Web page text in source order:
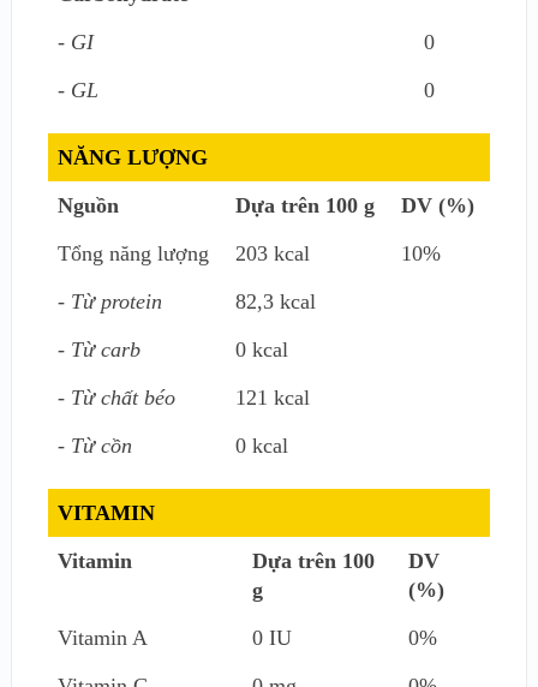
- GI
0
- GL
0
NĂNG LƯỢNG
Nguồn
Dựa trên 100 g
DV (%)
Tổng năng lượng
203 kcal
10%
- Từ protein
82,3 kcal
- Từ carb
0 kcal
- Từ chất béo
121 kcal
- Từ cồn
0 kcal
VITAMIN
Vitamin
Dựa trên 100
g
DV
(%)
Vitamin A
0 IU
0%